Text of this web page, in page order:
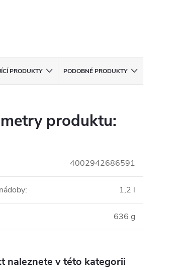
PRODUKTY PODOBNÉ PRODUKTY
produktu:
4002942686591
: 1,2 l
636 g
naleznete v této kategorii